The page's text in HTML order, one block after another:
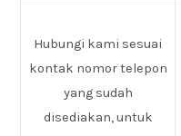
Hubungi kami sesuai
kontak nomor telepon
yang sudah
disediakan, untuk